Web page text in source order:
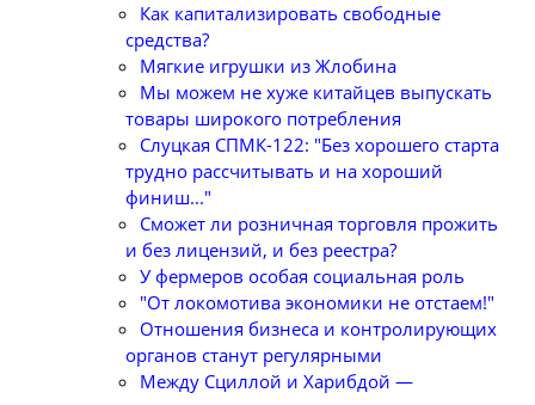
Как капитализировать свободные
средства?
Мягкие игрушки из Жлобина
Мы можем не хуже китайцев выпускать
товары широкого потребления
Слуцкая СПМК-122: "Без хорошего старта
трудно рассчитывать и на хороший
финиш..."
Сможет ли розничная торговля прожить
и без лицензий, и без реестра?
У фермеров особая социальная роль
"От локомотива экономики не отстаем!"
Отношения бизнеса и контролирующих
органов станут регулярными
Между Сциллой и Харибдой —